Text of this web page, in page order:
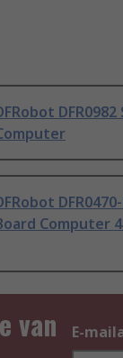
Computer 4
van
E-